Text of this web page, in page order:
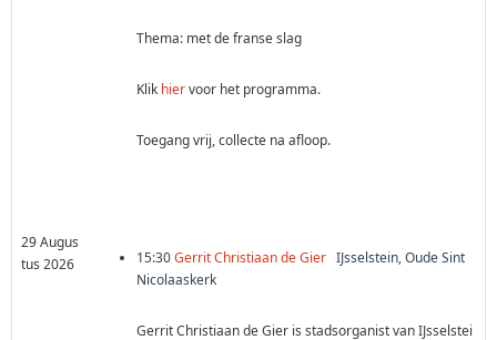
Thema: met de franse slag
Klik hiervoor het programma.
Toegang vrij, collecte na afloop.
29 Augus
tus 2026
15:30Gerrit Christiaan de Gier IJsselstein, Oude Sint
Nicolaaskerk
Gerrit Christiaan de Gier is stadsorganist van IJsselstei